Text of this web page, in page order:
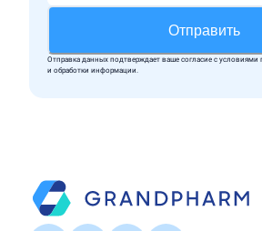
Отправить
Отправка данных подтверждает ваше согласие c условиями
и обработки информации.